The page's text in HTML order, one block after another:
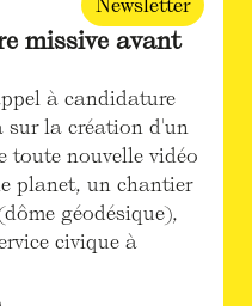
Newsletter
missive avant
à candidature
sur la création d'un
toute nouvelle vidéo
planet, un chantier
géodésique),
civique à